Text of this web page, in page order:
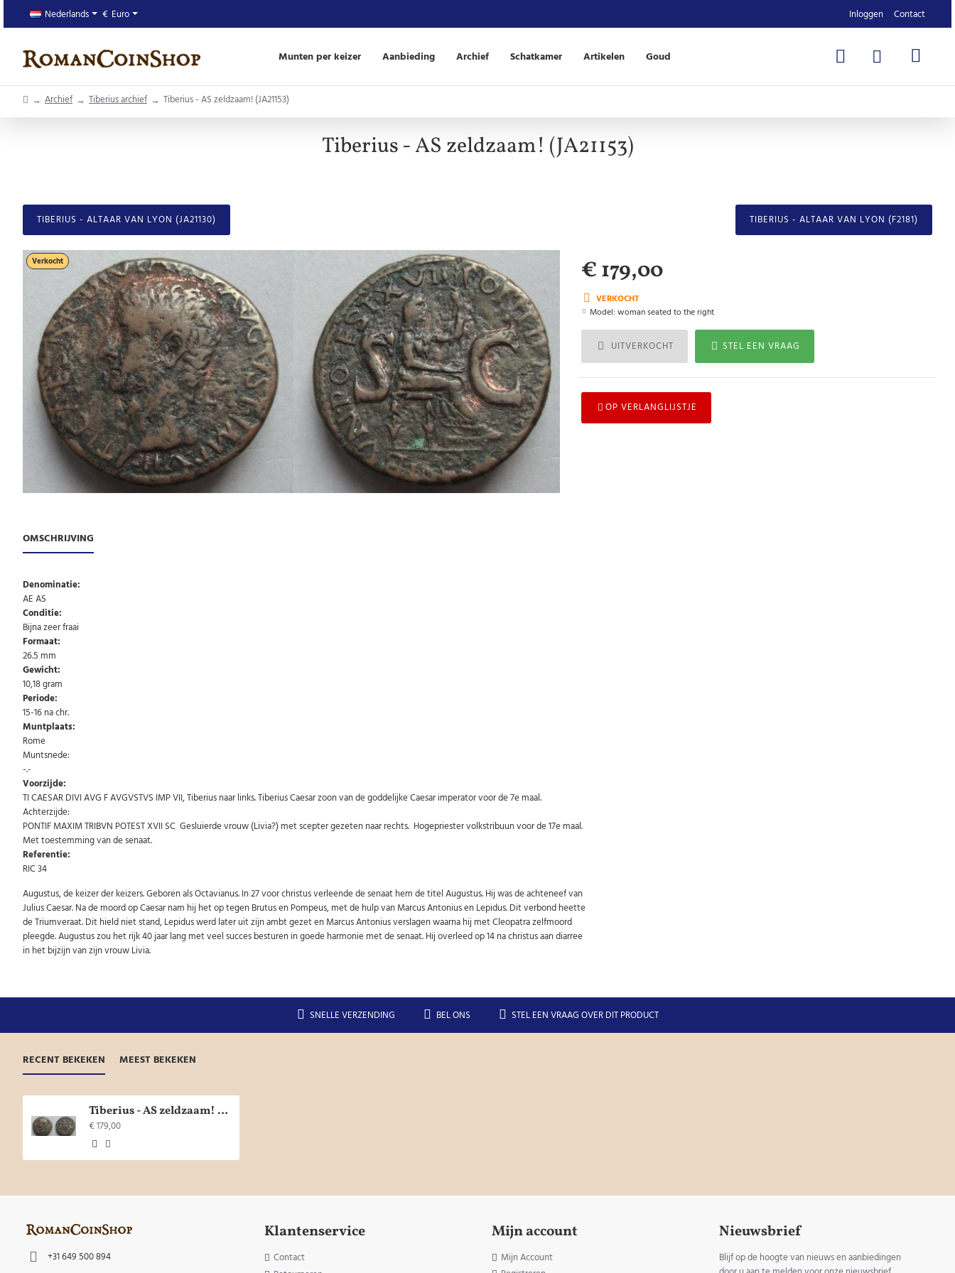
Nederlands € Euro Inloggen Contact
Munten per keizer Aanbieding Archief Schatkamer Artikelen Goud
homeArchief Tiberius archief Tiberius - AS zeldzaam! (JA21153)
Tiberius - AS zeldzaam! (JA21153)
TIBERIUS - ALTAAR VAN LYON (JA21130) TIBERIUS - ALTAAR VAN LYON (F2181)
Verkocht
VERKOCHT
Model: woman seated to the right
€ 179,00
UITVERKOCHT STEL EEN VRAAG
OP VERLANGLIJSTJE
OMSCHRIJVING
Denominatie:
AE AS
Conditie:
Bijna zeer fraai
Formaat:
26.5 mm
Gewicht:
10,18 gram
Periode:
15-16 na chr.
Muntplaats:
Rome
Muntsnede:
-.-
Voorzijde:
TI CAESAR DIVI AVG F AVGVSTVS IMP VII, Tiberius naar links. Tiberius Caesar zoon van de goddelijke Caesar imperator voor de 7e maal.
Achterzijde:
PONTIF MAXIM TRIBVN POTEST XVII SC Gesluierde vrouw (Livia?) met scepter gezeten naar rechts. Hogepriester volkstribuun voor de 17e maal.
Met toestemming van de senaat.
Referentie:
RIC 34
Augustus, de keizer der keizers. Geboren als Octavianus. In 27 voor christus verleende de senaat hem de titel Augustus. Hij was de achteneef van
Julius Caesar. Na de moord op Caesar nam hij het op tegen Brutus en Pompeus, met de hulp van Marcus Antonius en Lepidus. Dit verbond heette
de Triumveraat. Dit hield niet stand, Lepidus werd later uit zijn ambt gezet en Marcus Antonius verslagen waarna hij met Cleopatra zelfmoord
pleegde. Augustus zou het rijk 40 jaar lang met veel succes besturen in goede harmonie met de senaat. Hij overleed op 14 na christus aan diarree
in het bijzijn van zijn vrouw Livia.
SNELLE VERZENDING BEL ONS STEL EEN VRAAG OVER DIT PRODUCT
RECENT BEKEKEN MEEST BEKEKEN
Tiberius - AS zeldzaam! (JA21153)
€ 179,00
+31 649 500 894
Klantenservice
Contact
Mijn account
Mijn Account
Nieuwsbrief
Blijf op de hoogte van nieuws en aanbiedingen